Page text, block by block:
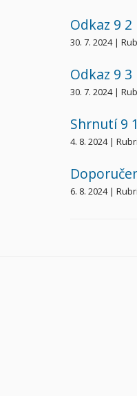
Odkaz 9 2
30. 7. 2024 |
Odkaz 9 3
30. 7. 2024 |
Shrnutí 9 1
4. 8. 2024 |
6. 8. 2024 |